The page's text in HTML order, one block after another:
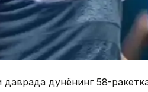
даврада дунёнинг 58-